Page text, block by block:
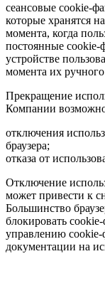
сеансовые cookie-
которые хранятся
момента, когда
постоянные
устройстве
момента их
Прекращение
Компании
отключения
браузера;
отказа от
Отключение
может привести к
Большинство
блокировать
управлению
документации на